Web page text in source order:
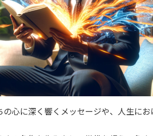
心に深く響くメッセージや、人生に